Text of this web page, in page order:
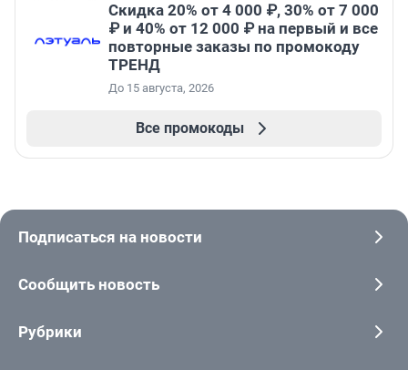
Скидка 20% от 4 000 ₽, 30% от 7 000
₽ и 40% от 12 000 ₽ на первый и все
повторные заказы по промокоду
ТРЕНД
До 15 августа, 2026
Все промокоды
Подписаться на новости
Сообщить новость
Рубрики